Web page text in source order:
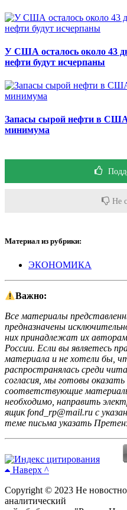
У США осталось около 43
нефти будут исчерпаны
Запасы сырой нефти в США
минимума
Не
Материал из рубрики:
ЭКОНОМИКА
Важно:
Все материалы
предназначены
них принадлежат их
России. Если вы являетесь
материала и не хотели бы,
распространялась среди
согласия, мы готовы оказать
соответствующие
необходимо, направить
ящик fond_rp@mail.ru с
теме письма указать
Наверх ^
Copyright © 2023 Не
аналитический